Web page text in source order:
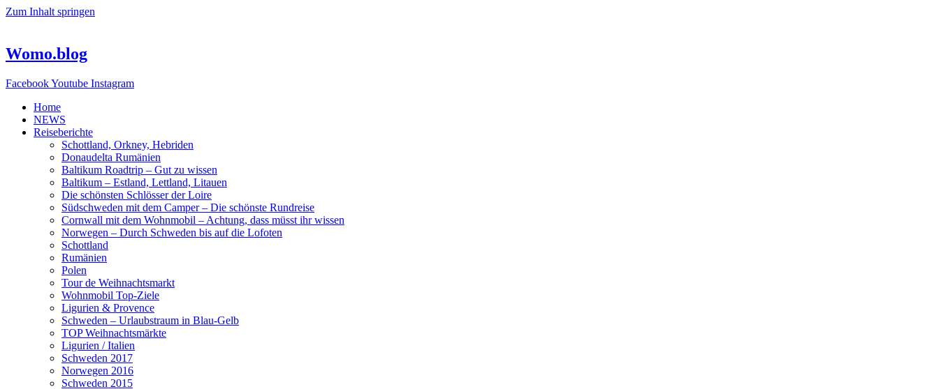
Zum Inhalt springen
Womo.blog
FacebookYoutube Instagram
Home
NEWS
Reiseberichte
Schottland, Orkney, Hebriden
Donaudelta Rumänien
Baltikum Roadtrip – Gut zu wissen
Baltikum – Estland, Lettland, Litauen
Die schönsten Schlösser der Loire
Südschweden mit dem Camper – Die schönste Rundreise
Cornwall mit dem Wohnmobil – Achtung, dass müsst ihr wissen
Norwegen – Durch Schweden bis auf die Lofoten
Schottland
Rumänien
Polen
Tour de Weihnachtsmarkt
Wohnmobil Top-Ziele
Ligurien & Provence
Schweden – Urlaubstraum in Blau-Gelb
TOP Weihnachtsmärkte
Ligurien / Italien
Schweden 2017
Norwegen 2016
Schweden 2015